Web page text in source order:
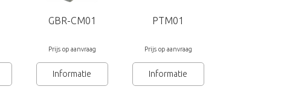
GBR-CM01
Prijs op aanvraag
Informatie
PTM01
Prijs op aanvraag
Informatie